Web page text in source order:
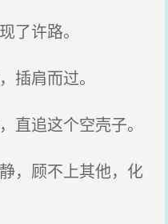
了许路。
肩而过。
追这个空壳子。
，顾不上其他，化